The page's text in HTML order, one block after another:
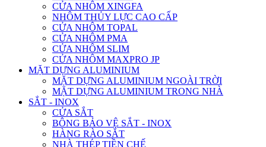
CỬA NHÔM XINGFA
NHÔM THỦY LỰC CAO CẤP
CỬA NHÔM TOPAL
CỬA NHÔM PMA
CỬA NHÔM SLIM
CỬA NHÔM MAXPRO JP
MẶT DỰNG ALUMINIUM
MẶT DỰNG ALUMINIUM NGOÀI TRỜI
MẶT DỰNG ALUMINIUM TRONG NHÀ
SẮT - INOX
CỬA SẮT
BÔNG BẢO VỆ SẮT - INOX
HÀNG RÀO SẮT
NHÀ THÉP TIỀN CHẾ